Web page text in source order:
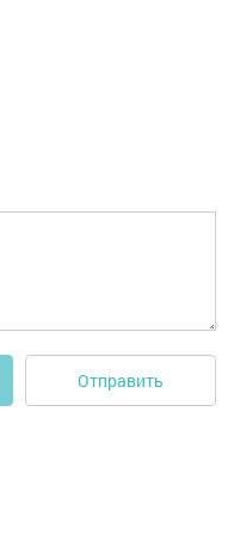
Отправить